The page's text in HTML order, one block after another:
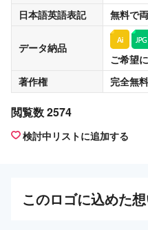
日本語英語表記
無料で
データ納品
ご希望
著作権
完全無
閲覧数 2574
検討中リストに追加する
このロゴに込めた